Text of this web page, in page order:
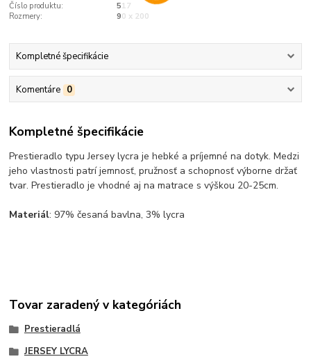
Číslo produktu:
517
Rozmery:
90 x 200
Kompletné špecifikácie
Komentáre 0
Kompletné špecifikácie
Prestieradlo typu Jersey lycra je hebké a príjemné na dotyk. Medzi
jeho vlastnosti patrí jemnosť, pružnosť a schopnosť výborne držať
tvar. Prestieradlo je vhodné aj na matrace s výškou 20-25cm.
Materiál: 97% česaná bavlna, 3% lycra
Tovar zaradený v kategóriách
Prestieradlá
JERSEY LYCRA